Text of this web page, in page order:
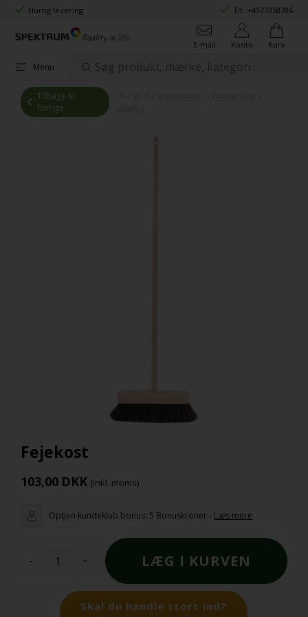
Hurtig levering Tlf.:+4577358786
E-mail Konto Kurv
Menu
Tilbage til
forrige
Fejekost
103,00 DKK (inkl. moms)
Optjen kundeklub bonus: 5 Bonuskroner - Læs mere
- +
Skal du handle stort ind?